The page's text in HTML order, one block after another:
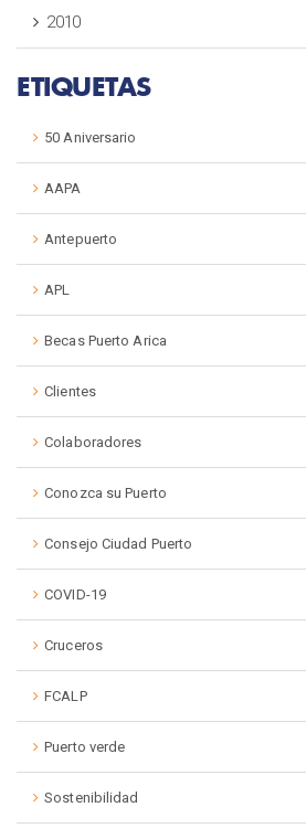
2010
ETIQUETAS
50 Aniversario
AAPA
Antepuerto
APL
Becas Puerto Arica
Clientes
Colaboradores
Conozca su Puerto
Consejo Ciudad Puerto
COVID-19
Cruceros
FCALP
Puerto verde
Sostenibilidad